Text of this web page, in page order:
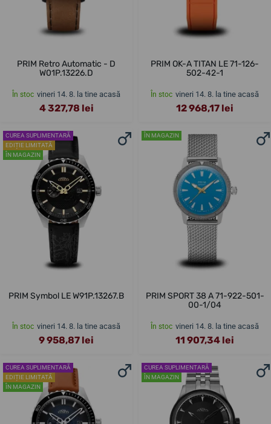
PRIM Retro Automatic - D
W01P.13226.D
În stoc vineri 14. 8. la tine acasă
4 327,78 lei
PRIM OK-A TITAN LE 71-126-
502-42-1
În stoc vineri 14. 8. la tine acasă
12 968,17 lei
CUREA SUPLIMENTARĂ
EDIȚIE LIMITATĂ
ÎN MAGAZIN
PRIM Symbol LE W91P.13267.B
În stoc vineri 14. 8. la tine acasă
9 958,87 lei
ÎN MAGAZIN
PRIM SPORT 38 A 71-922-501-
00-1/04
În stoc vineri 14. 8. la tine acasă
11 907,34 lei
CUREA SUPLIMENTARĂ
EDIȚIE LIMITATĂ
ÎN MAGAZIN
CUREA SUPLIMENTARĂ
ÎN MAGAZIN